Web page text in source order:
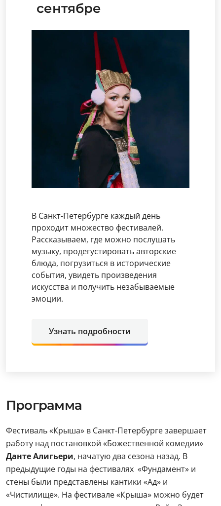
сентябре
В Санкт-Петербурге каждый день
проходит множество фестивалей.
Рассказываем, где можно послушать
музыку, продегустировать авторские
блюда, погрузиться в исторические
события, увидеть произведения
искусства и получить незабываемые
эмоции.
Узнать подробности
Программа
Фестиваль «Крыша» в Санкт-Петербурге завершает
работу над постановкой «Божественной комедии»
Данте Алигьери, начатую два сезона назад. В
предыдущие годы на фестивалях «Фундамент» и
стены были представлены кантики «Ад» и
«Чистилище». На фестивале «Крыша» можно будет